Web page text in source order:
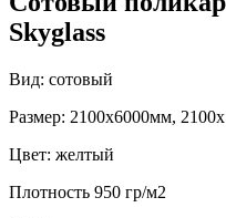
Skyglass
Вид: сотовый
Размер: 2100х6000мм,
Цвет: желтый
Плотность 950 гр/м2